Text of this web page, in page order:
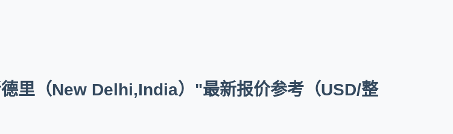
里（New Delhi,India）"最新报价参考（USD/整